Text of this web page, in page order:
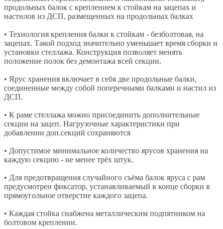
продольных балок с креплением к стойкам на зацепах и
настилов из ДСП, размещенных на продольных балках
• Технология крепления балки к стойкам - безболтовая, на
зацепах. Такой подход значительно уменьшает время сборки и
установки стеллажа. Конструкция позволяет менять
положение полок без демонтажа всей секции.
• Ярус хранения включает в себя две продольные балки,
соединенные между собой поперечными балками и настил из
ДСП.
• К раме стеллажа можно присоединить дополнительные
секции на зацеп. Нагрузочные характеристики при
добавлении доп.секций сохраняются
• Допустимое минимальное количество ярусов хранения на
каждую секцию - не менее трёх штук.
• Для предотвращения случайного съёма балок яруса с рам
предусмотрен фиксатор, устанавливаемый в конце сборки в
прямоугольное отверстие каждого зацепа.
• Каждая стойка снабжена металлическим подпятником на
болтовом креплении.